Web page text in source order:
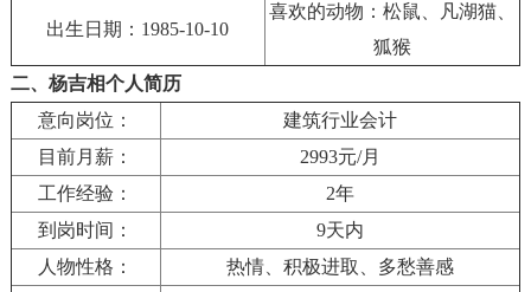
出生日期：1985-10-10
喜欢的动物：松鼠、凡湖猫、
狐猴
二、杨吉相个人简历
意向岗位：
建筑行业会计
目前月薪：
2993元/月
工作经验：
2年
到岗时间：
9天内
人物性格：
热情、积极进取、多愁善感